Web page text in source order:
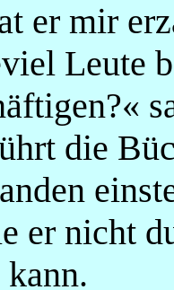
er mir
Leute
die
er nicht